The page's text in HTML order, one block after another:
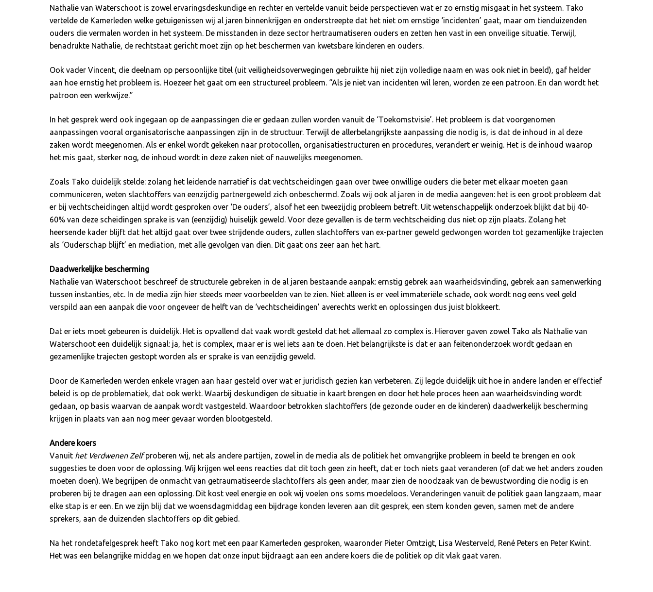
Nathalie van Waterschoot is zowel ervaringsdeskundige en rechter en vertelde vanuit beide perspectieven wat er zo ernstig misgaat in het systeem. Tako
vertelde de Kamerleden welke getuigenissen wij al jaren binnenkrijgen en onderstreepte dat het niet om ernstige ‘incidenten’ gaat, maar om tienduizenden
ouders die vermalen worden in het systeem. De misstanden in deze sector hertraumatiseren ouders en zetten hen vast in een onveilige situatie. Terwijl,
benadrukte Nathalie, de rechtstaat gericht moet zijn op het beschermen van kwetsbare kinderen en ouders.
Ook vader Vincent, die deelnam op persoonlijke titel (uit veiligheidsoverwegingen gebruikte hij niet zijn volledige naam en was ook niet in beeld), gaf helder
aan hoe ernstig het probleem is. Hoezeer het gaat om een structureel probleem. “Als je niet van incidenten wil leren, worden ze een patroon. En dan wordt het
patroon een werkwijze.”
In het gesprek werd ook ingegaan op de aanpassingen die er gedaan zullen worden vanuit de ‘Toekomstvisie’. Het probleem is dat voorgenomen
aanpassingen vooral organisatorische aanpassingen zijn in de structuur. Terwijl de allerbelangrijkste aanpassing die nodig is, is dat de inhoud in al deze
zaken wordt meegenomen. Als er enkel wordt gekeken naar protocollen, organisatiestructuren en procedures, verandert er weinig. Het is de inhoud waarop
het mis gaat, sterker nog, de inhoud wordt in deze zaken niet of nauwelijks meegenomen.
Zoals Tako duidelijk stelde: zolang het leidende narratief is dat vechtscheidingen gaan over twee onwillige ouders die beter met elkaar moeten gaan
communiceren, weten slachtoffers van eenzijdig partnergeweld zich onbeschermd. Zoals wij ook al jaren in de media aangeven: het is een groot probleem dat
er bij vechtscheidingen altijd wordt gesproken over ‘De ouders’, alsof het een tweezijdig probleem betreft. Uit wetenschappelijk onderzoek blijkt dat bij 40-
60% van deze scheidingen sprake is van (eenzijdig) huiselijk geweld. Voor deze gevallen is de term vechtscheiding dus niet op zijn plaats. Zolang het
heersende kader blijft dat het altijd gaat over twee strijdende ouders, zullen slachtoffers van ex-partner geweld gedwongen worden tot gezamenlijke trajecten
als ‘Ouderschap blijft’ en mediation, met alle gevolgen van dien. Dit gaat ons zeer aan het hart.
Daadwerkelijke bescherming
Nathalie van Waterschoot beschreef de structurele gebreken in de al jaren bestaande aanpak: ernstig gebrek aan waarheidsvinding, gebrek aan samenwerking
tussen instanties, etc. In de media zijn hier steeds meer voorbeelden van te zien. Niet alleen is er veel immateriële schade, ook wordt nog eens veel geld
verspild aan een aanpak die voor ongeveer de helft van de ‘vechtscheidingen’ averechts werkt en oplossingen dus juist blokkeert.
Dat er iets moet gebeuren is duidelijk. Het is opvallend dat vaak wordt gesteld dat het allemaal zo complex is. Hierover gaven zowel Tako als Nathalie van
Waterschoot een duidelijk signaal: ja, het is complex, maar er is wel iets aan te doen. Het belangrijkste is dat er aan feitenonderzoek wordt gedaan en
gezamenlijke trajecten gestopt worden als er sprake is van eenzijdig geweld.
Door de Kamerleden werden enkele vragen aan haar gesteld over wat er juridisch gezien kan verbeteren. Zij legde duidelijk uit hoe in andere landen er effectief
beleid is op de problematiek, dat ook werkt. Waarbij deskundigen de situatie in kaart brengen en door het hele proces heen aan waarheidsvinding wordt
gedaan, op basis waarvan de aanpak wordt vastgesteld. Waardoor betrokken slachtoffers (de gezonde ouder en de kinderen) daadwerkelijk bescherming
krijgen in plaats van aan nog meer gevaar worden blootgesteld.
Andere koers
Vanuit het Verdwenen Zelfproberen wij, net als andere partijen, zowel in de media als de politiek het omvangrijke probleem in beeld te brengen en ook
suggesties te doen voor de oplossing. Wij krijgen wel eens reacties dat dit toch geen zin heeft, dat er toch niets gaat veranderen (of dat we het anders zouden
moeten doen). We begrijpen de onmacht van getraumatiseerde slachtoffers als geen ander, maar zien de noodzaak van de bewustwording die nodig is en
proberen bij te dragen aan een oplossing. Dit kost veel energie en ook wij voelen ons soms moedeloos. Veranderingen vanuit de politiek gaan langzaam, maar
elke stap is er een. En we zijn blij dat we woensdagmiddag een bijdrage konden leveren aan dit gesprek, een stem konden geven, samen met de andere
sprekers, aan de duizenden slachtoffers op dit gebied.
Na het rondetafelgesprek heeft Tako nog kort met een paar Kamerleden gesproken, waaronder Pieter Omtzigt, Lisa Westerveld, René Peters en Peter Kwint.
Het was een belangrijke middag en we hopen dat onze input bijdraagt aan een andere koers die de politiek op dit vlak gaat varen.